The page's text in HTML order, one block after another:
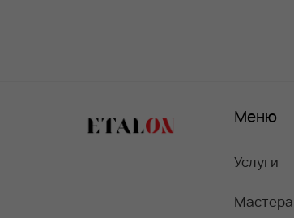
Меню
Услуги
Мастера